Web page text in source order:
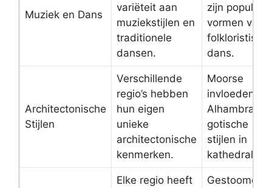
Muziek en Dans
variëteit aan
muziekstijlen en
traditionele
dansen.
zijn populaire
vormen van
dans.
Architectonische
Stijlen
Verschillende
regio’s hebben
hun eigen
unieke
architectonische
kenmerken.
Moorse
invloeden in
Alhambra en
gotische
stijlen in
kathedralen.
Elke regio heeft
Gestoomde